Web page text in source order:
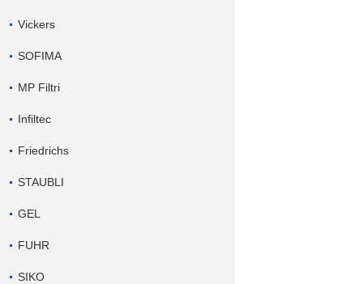
Vickers
SOFIMA
MP Filtri
Infiltec
Friedrichs
STAUBLI
GEL
FUHR
SIKO